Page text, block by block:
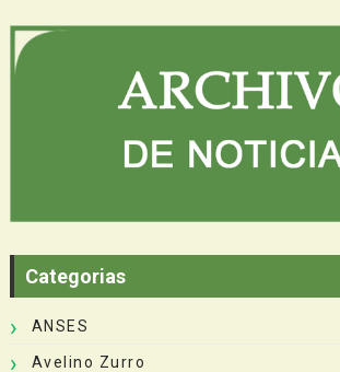
Categorias
ANSES
Avelino Zurro